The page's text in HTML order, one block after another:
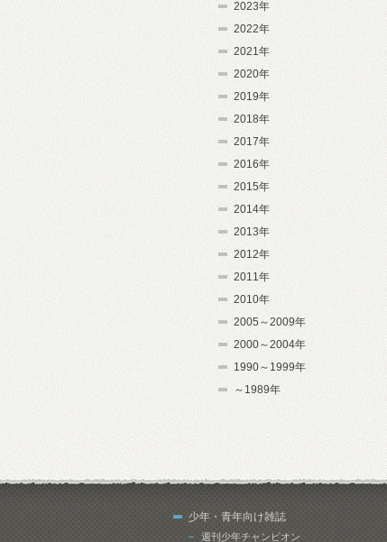
2023年
2022年
2021年
2020年
2019年
2018年
2017年
2016年
2015年
2014年
2013年
2012年
2011年
2010年
2005～2009年
2000～2004年
1990～1999年
～1989年
少年・青年向け雑誌
週刊少年チャンピオン